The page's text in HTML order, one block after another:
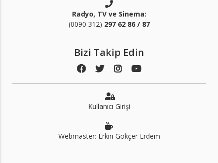
Radyo, TV ve Sinema:
(0090 312) 297 62 86 / 87
Bizi Takip Edin
Kullanıcı Girişi
Webmaster: Erkin Gökçer Erdem